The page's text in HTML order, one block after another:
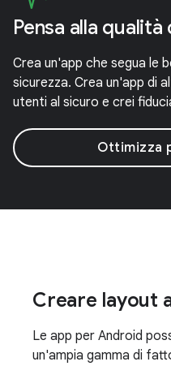
Pensa alla qualità
Crea un'app che segua le
sicurezza. Crea un'app di
utenti al sicuro e crei
Ottimizza
Creare layout
Le app per Android
un'ampia gamma di